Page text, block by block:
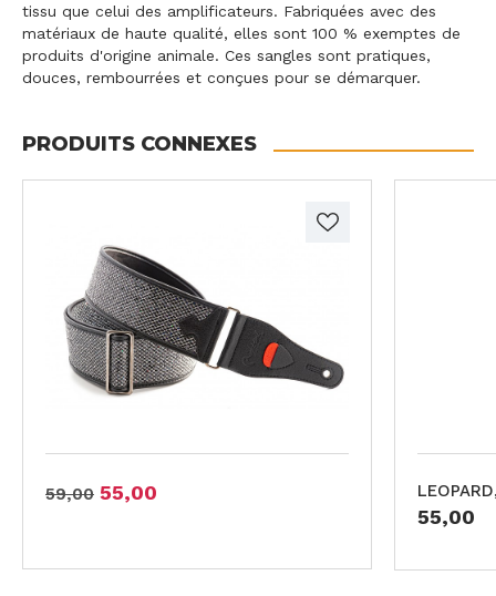
tissu que celui des amplificateurs. Fabriquées avec des
matériaux de haute qualité, elles sont 100 % exemptes de
produits d'origine animale. Ces sangles sont pratiques,
douces, rembourrées et conçues pour se démarquer.
PRODUITS CONNEXES
59,00 55,00
55,00